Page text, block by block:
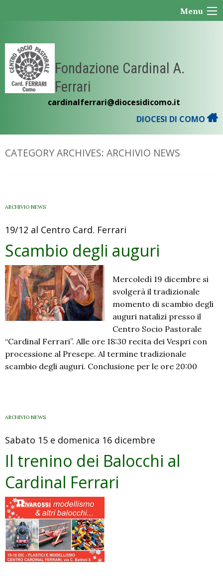
Menu
Fondazione Cardinal A.
Ferrari
cardinalferrari@diocesidicomo.it
DIOCESI DI COMO
CATEGORY ARCHIVES: ARCHIVIO NEWS
ARCHIVIO NEWS
19/12 al Centro Card. Ferrari
Scambio degli auguri
Mercoledì 19 dicembre si
svolgerà il tradizionale
momento di scambio degli
auguri natalizi presso il
Centro Socio Pastorale
“Cardinal Ferrari”. Alle ore 18:30 recita dei Vespri con
processione al Presepe. Al termine tradizionale
scambio degli auguri. Conclusione per le ore 20:00
ARCHIVIO NEWS
Sabato 15 e domenica 16 dicembre
Il trenino dei Balocchi al
Cardinal Ferrari